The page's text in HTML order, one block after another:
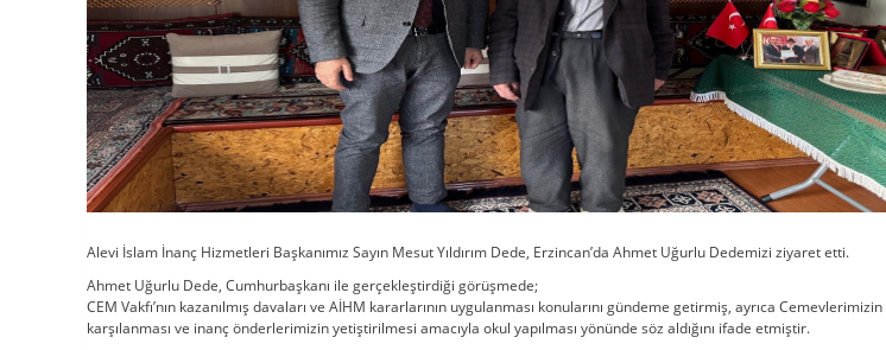
Alevi İslam İnanç Hizmetleri Başkanımız Sayın Mesut Yıldırım Dede, Erzincan’da Ahmet Uğurlu Dedemizi ziyaret etti.
Ahmet Uğurlu Dede, Cumhurbaşkanı ile gerçekleştirdiği görüşmede;
CEM Vakfı’nın kazanılmış davaları ve AİHM kararlarının uygulanması konularını gündeme getirmiş, ayrıca
karşılanması ve inanç önderlerimizin yetiştirilmesi amacıyla okul yapılması yönünde söz aldığını ifade etmiştir.